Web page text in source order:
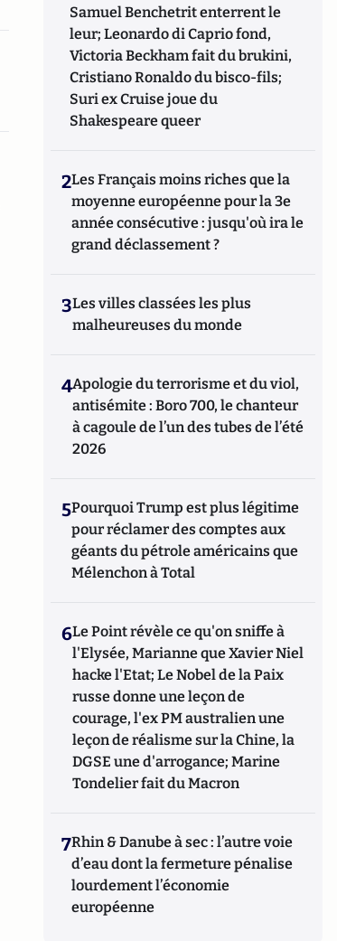
Samuel Benchetrit enterrent le
leur; Leonardo di Caprio fond,
Victoria Beckham fait du brukini,
Cristiano Ronaldo du bisco-fils;
Suri ex Cruise joue du
Shakespeare queer
2Les Français moins riches que la
moyenne européenne pour la 3e
année consécutive : jusqu'où ira le
grand déclassement ?
3Les villes classées les plus
malheureuses du monde
4Apologie du terrorisme et du viol,
antisémite : Boro 700, le chanteur
à cagoule de l’un des tubes de l’été
2026
5Pourquoi Trump est plus légitime
pour réclamer des comptes aux
géants du pétrole américains que
Mélenchon à Total
6Le Point révèle ce qu'on sniffe à
l'Elysée, Marianne que Xavier Niel
hacke l'Etat; Le Nobel de la Paix
russe donne une leçon de
courage, l'ex PM australien une
leçon de réalisme sur la Chine, la
DGSE une d'arrogance; Marine
Tondelier fait du Macron
7Rhin & Danube à sec : l’autre voie
d’eau dont la fermeture pénalise
lourdement l’économie
européenne